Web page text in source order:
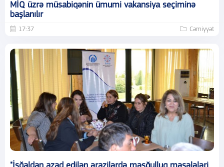
MİQ üzrə müsabiqənin ümumi vakansiya seçiminə
başlanılır
17:37 Cəmiyyət